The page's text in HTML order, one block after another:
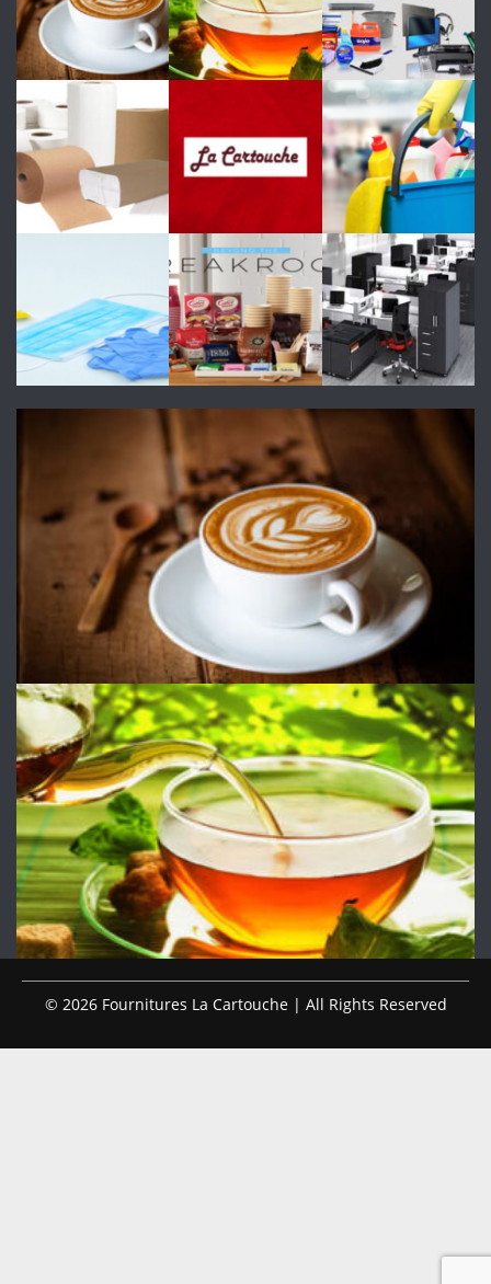
© 2026 Fournitures La Cartouche | All Rights Reserved